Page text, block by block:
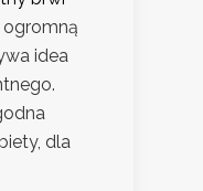
idea
dla